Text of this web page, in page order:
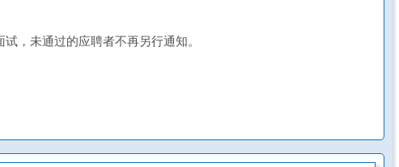
，未通过的应聘者不再另行通知。